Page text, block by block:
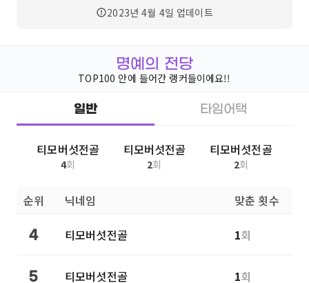
2023년 4월 4일 업데이트
명예의 전당
TOP100 안에 들어간 랭커들이에요!!
일반 타임어택
티모버섯전골
4회
티모버섯전골
2회
티모버섯전골
2회
순위 닉네임 맞춘 횟수
4 티모버섯전골 1회
5 티모버섯전골 1회